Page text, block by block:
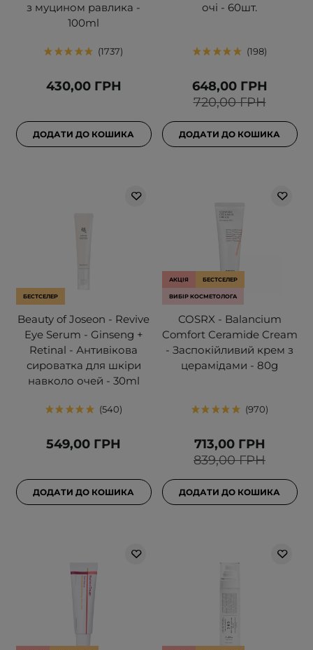
з муцином равлика -
100ml
1737
430,00 ГРН
ДОДАТИ ДО КОШИКА
очі - 60шт.
198
720,00 ГРН
648,00 ГРН
ДОДАТИ ДО КОШИКА
БЕСТСЕЛЕР
Beauty of Joseon - Revive
Eye Serum - Ginseng +
Retinal - Антивікова
сироватка для шкіри
навколо очей - 30ml
540
549,00 ГРН
ДОДАТИ ДО КОШИКА
АКЦІЯ БЕСТСЕЛЕР
ВИБІР КОСМЕТОЛОГА
COSRX - Balancium
Comfort Ceramide Cream
- Заспокійливий крем з
церамідами - 80g
970
839,00 ГРН
713,00 ГРН
ДОДАТИ ДО КОШИКА